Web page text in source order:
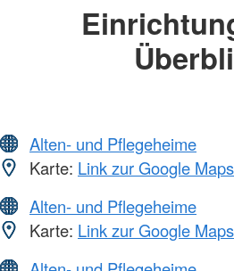
Alten- und Pflegeheime
Karte: Link zur Google
Alten- und Pflegeheime
Karte: Link zur Google